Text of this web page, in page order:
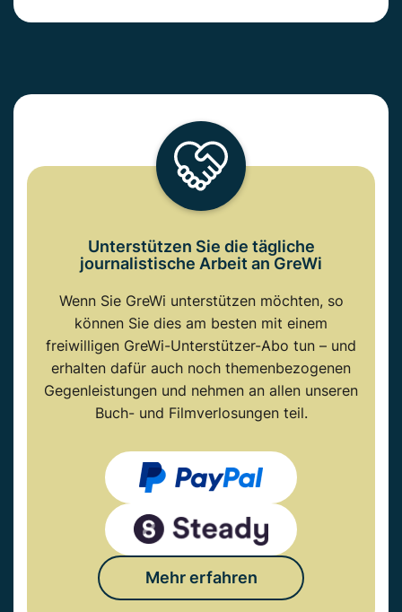
Unterstützen Sie die tägliche
journalistische Arbeit an GreWi
Wenn Sie GreWi unterstützen möchten, so
können Sie dies am besten mit einem
freiwilligen GreWi-Unterstützer-Abo tun – und
erhalten dafür auch noch themenbezogenen
Gegenleistungen und nehmen an allen unseren
Buch- und Filmverlosungen teil.
Mehr erfahren